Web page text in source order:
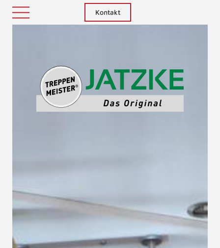
Kontakt